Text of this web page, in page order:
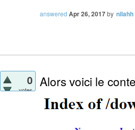
answered Apr 26, 2017by nilahh
0
votes
Alors voici le